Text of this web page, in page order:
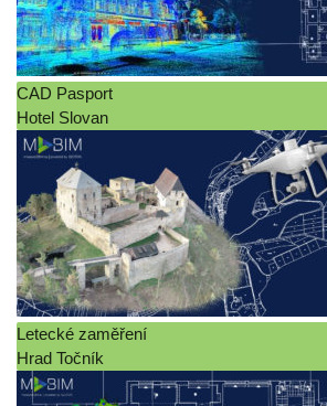
CAD Pasport
Hotel Slovan
Letecké zaměření
Hrad Točník